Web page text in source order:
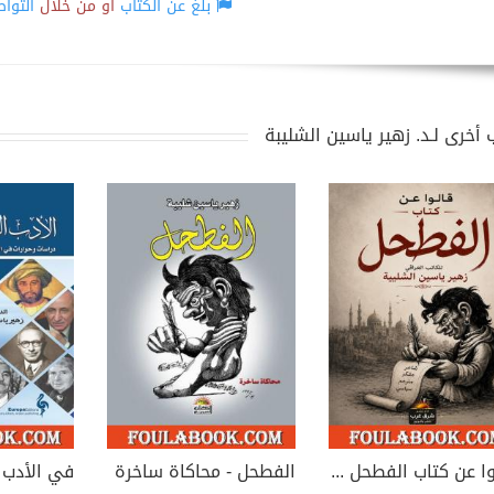
بلّغ عن الكتاب أو من خلال
أخرى لـد. زهير ياسين الشليبة
قالوا عن كتاب الفطحل للكاتب العراقي زهير شليبة الفطحل - محاكاة ساخرة